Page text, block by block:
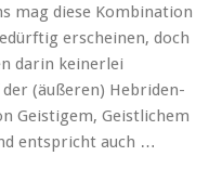
mag diese Kombination
erscheinen, doch
darin keinerlei
(äußeren) Hebriden-
Geistigem, Geistlichem
entspricht auch …